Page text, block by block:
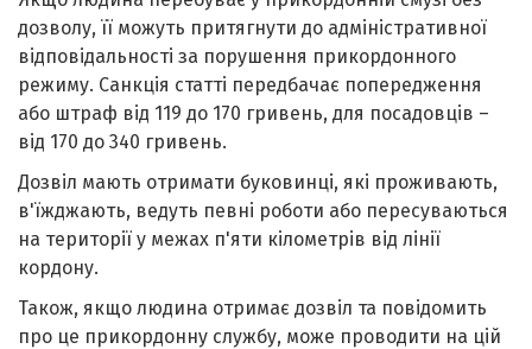
дозволу, її можуть притягнути до адміністративної
відповідальності за порушення прикордонного
режиму. Санкція статті передбачає попередження
або штраф від 119 до 170 гривень, для посадовців –
від 170 до 340 гривень.
Дозвіл мають отримати буковинці, які проживають,
в'їжджають, ведуть певні роботи або пересуваються
на території у межах п'яти кілометрів від лінії
кордону.
Також, якщо людина отримає дозвіл та повідомить
про це прикордонну службу, може проводити на цій